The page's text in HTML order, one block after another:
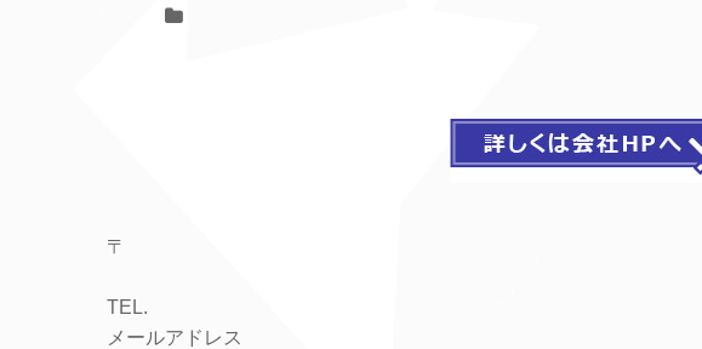
〒
TEL.
メールアドレス